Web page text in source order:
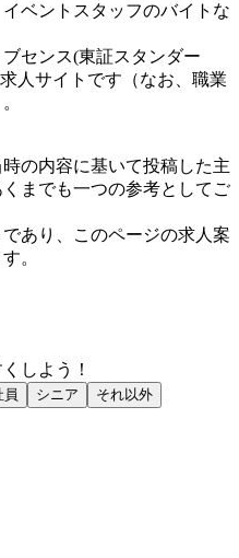
ベントスタッフのバイトな
センス(東証スタンダー
人サイトです（なお、職業
の内容に基いて投稿した主
までも一つの参考としてご
あり、このページの求人案
。
しよう！
員 シニア
それ以外